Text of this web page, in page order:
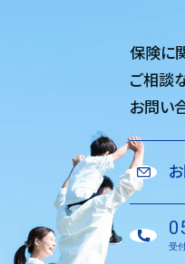
保険に
ご相談
お問い
受